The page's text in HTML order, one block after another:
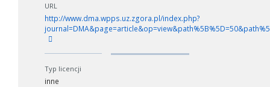
URL
http://www.dma.wpps.uz.zgora.pl/index.php?
Typ licencji
inne